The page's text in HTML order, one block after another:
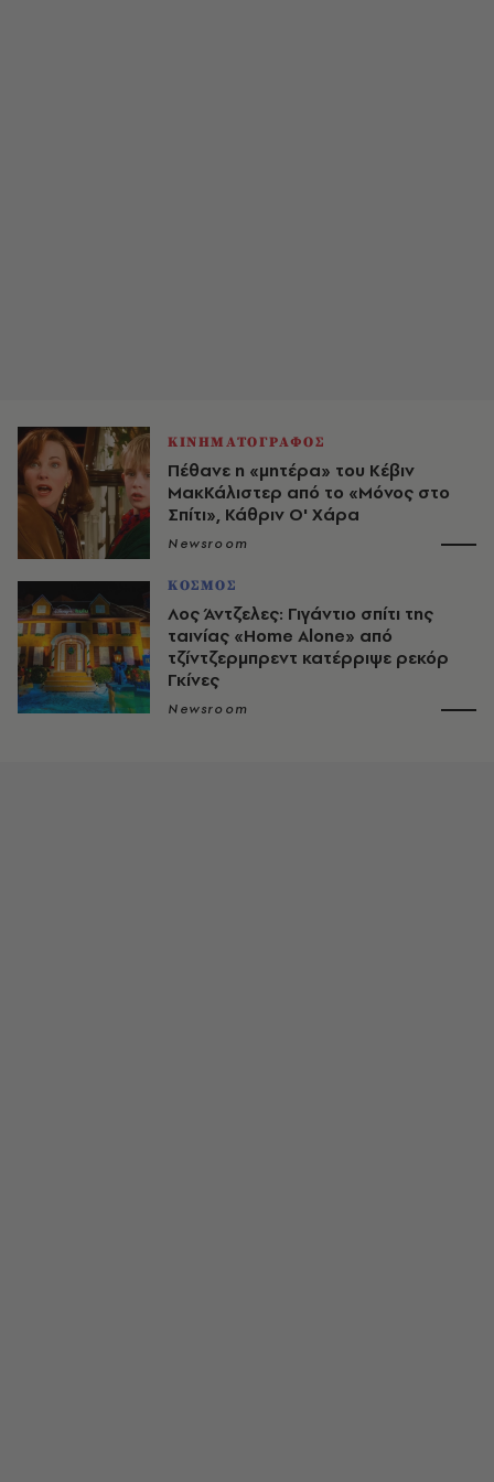
ΚΙΝΗΜΑΤΟΓΡΑΦΟΣ
Πέθανε η «μητέρα» του Κέβιν
ΜακΚάλιστερ από το «Μόνος στο
Σπίτι», Κάθριν Ο' Χάρα
Newsroom
ΚΟΣΜΟΣ
Λος Άντζελες: Γιγάντιο σπίτι της
ταινίας «Home Alone» από
τζίντζερμπρεντ κατέρριψε ρεκόρ
Γκίνες
Newsroom